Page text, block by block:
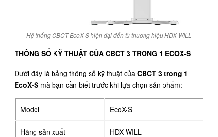
Hệ thống CBCT EcoX-S hiện đại đến từ thương hiệu HDX WILL
THÔNG SỐ KỸ THUẬT CỦA CBCT 3 TRONG 1 ECOX-S
Dưới đây là bảng thông số kỹ thuật của CBCT 3 trong 1
EcoX-S mà bạn cần biết trước khi lựa chọn sản phẩm:
Model EcoX-S
Hãng sản xuất HDX WILL